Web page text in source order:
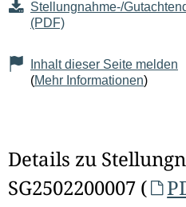
Stellungnahme-/
(PDF)
Inhalt dieser Seite melden
(Mehr Informationen)
Details zu
SG2502200007 (